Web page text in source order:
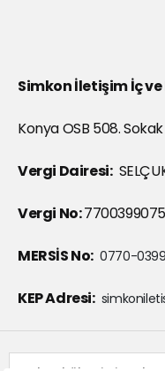
Simkon İletişim İç ve
Konya OSB 508.
Vergi Dairesi:
Vergi No:7700399075
MERSİS No: 0770-
KEP Adresi: